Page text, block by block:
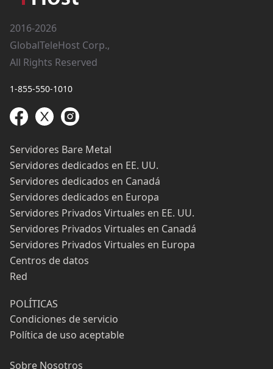
2016-2026
GlobalTeleHost Corp.,
All Rights Reserved
1-855-550-1010
Servidores Bare Metal
Servidores dedicados en EE. UU.
Servidores dedicados en Canadá
Servidores dedicados en Europa
Servidores Privados Virtuales en EE. UU.
Servidores Privados Virtuales en Canadá
Servidores Privados Virtuales en Europa
Centros de datos
Red
POLÍTICAS
Condiciones de servicio
Política de uso aceptable
Sobre Nosotros